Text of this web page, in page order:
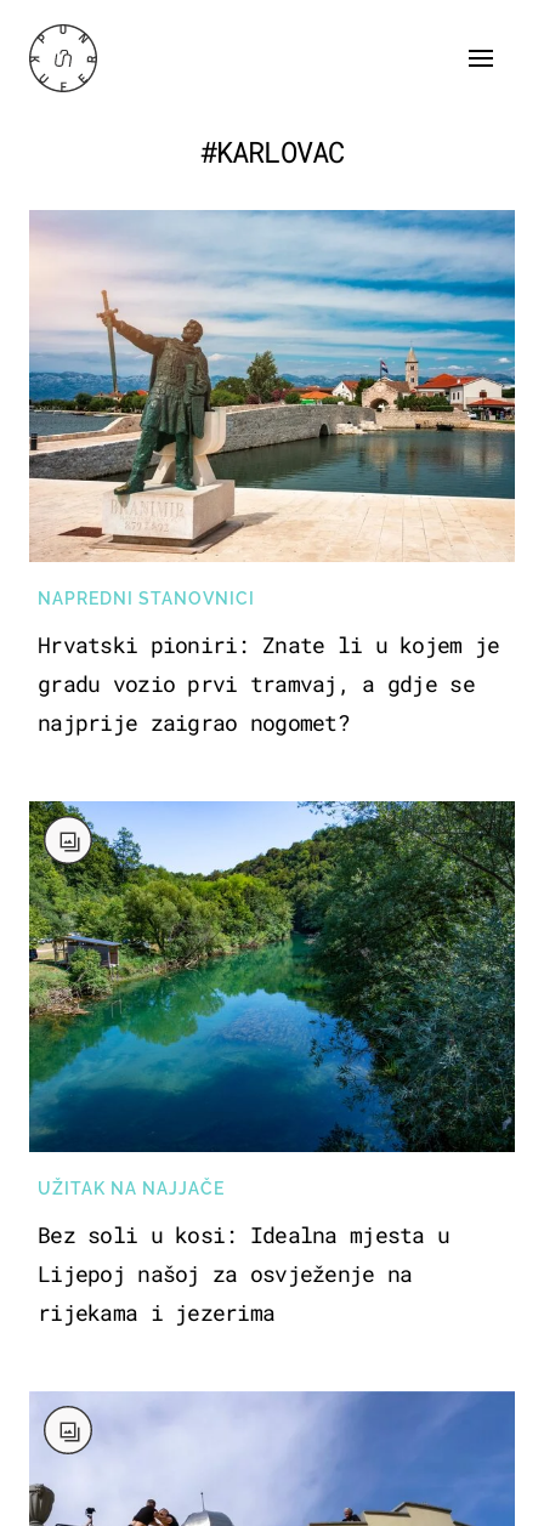
#KARLOVAC
NAPREDNI STANOVNICI
Hrvatski pioniri: Znate li u kojem je
gradu vozio prvi tramvaj, a gdje se
najprije zaigrao nogomet?
UŽITAK NA NAJJAČE
Bez soli u kosi: Idealna mjesta u
Lijepoj našoj za osvježenje na
rijekama i jezerima